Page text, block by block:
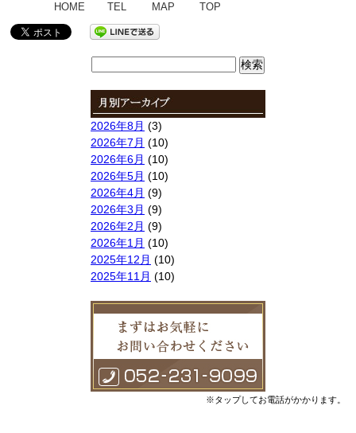
HOME TEL MAP TOP
2026年8月 (3)
2026年7月 (10)
2026年6月 (10)
2026年5月 (10)
2026年4月 (9)
2026年3月 (9)
2026年2月 (9)
2026年1月 (10)
2025年12月 (10)
2025年11月 (10)
2025年8月(9)
2025年7月(10)
2025年6月(10)
2025年5月(10)
2025年4月(10)
※タップしてお電話がかかります。